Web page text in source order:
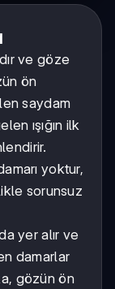
ve göze
ön
saydam
ışığın ilk
yoktur,
sorunsuz
yer alır ve
damarlar
gözün ön